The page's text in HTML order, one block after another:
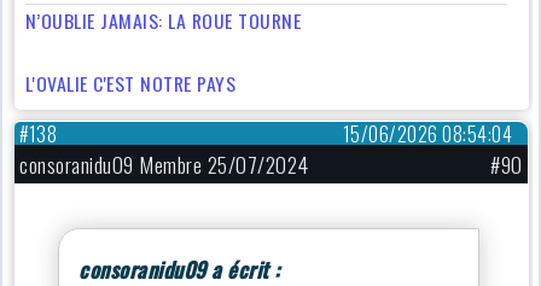
N’OUBLIE JAMAIS: LA ROUE TOURNE
L'OVALIE C'EST NOTRE PAYS
15/06/2026 08:54:04
#138
consoranidu09 Membre 25/07/2024 #90
consoranidu09 a écrit :